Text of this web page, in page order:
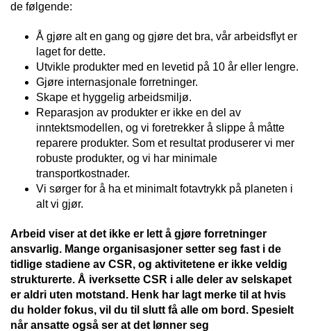
de følgende:
Å gjøre alt en gang og gjøre det bra, vår arbeidsflyt er
laget for dette.
Utvikle produkter med en levetid på 10 år eller lengre.
Gjøre internasjonale forretninger.
Skape et hyggelig arbeidsmiljø.
Reparasjon av produkter er ikke en del av
inntektsmodellen, og vi foretrekker å slippe å måtte
reparere produkter. Som et resultat produserer vi mer
robuste produkter, og vi har minimale
transportkostnader.
Vi sørger for å ha et minimalt fotavtrykk på planeten i
alt vi gjør.
Arbeid viser at det ikke er lett å gjøre forretninger
ansvarlig. Mange organisasjoner setter seg fast i de
tidlige stadiene av CSR, og aktivitetene er ikke veldig
strukturerte. Å iverksette CSR i alle deler av selskapet
er aldri uten motstand. Henk har lagt merke til at hvis
du holder fokus, vil du til slutt få alle om bord. Spesielt
når ansatte også ser at det lønner seg